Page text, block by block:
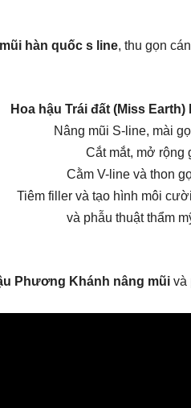
hàn quốc s line, thu gọn
Hoa hậu Trái đất (Miss
Nâng mũi S-line, mài
Cắt mắt, mở rộng
Cằm V-line và thon
Tiêm filler và tạo hình môi
và phẫu thuật thẩm
Phương Khánh nâng mũi và